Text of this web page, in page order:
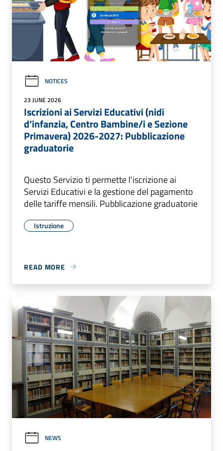
NOTICES
23 JUNE 2026
Iscrizioni ai Servizi Educativi (nidi
d’infanzia, Centro Bambine/i e Sezione
Primavera) 2026-2027: Pubblicazione
graduatorie
Questo Servizio ti permette l'iscrizione ai
Servizi Educativi e la gestione del pagamento
delle tariffe mensili. Pubblicazione graduatorie
Istruzione
READ MORE
NEWS